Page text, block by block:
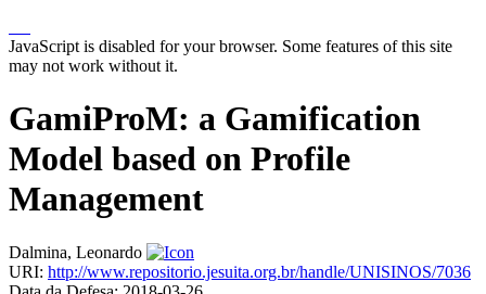
JavaScript is disabled for your browser. Some features of this site
may not work without it.
GamiProM: a Gamification
Model based on Profile
Management
Dalmina, Leonardo
URI: http://www.repositorio.jesuita.org.br/handle/UNISINOS/7036